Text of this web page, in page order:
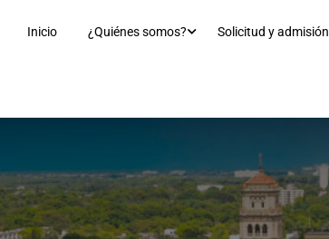
Inicio ¿Quiénes somos? Solicitud y admisión